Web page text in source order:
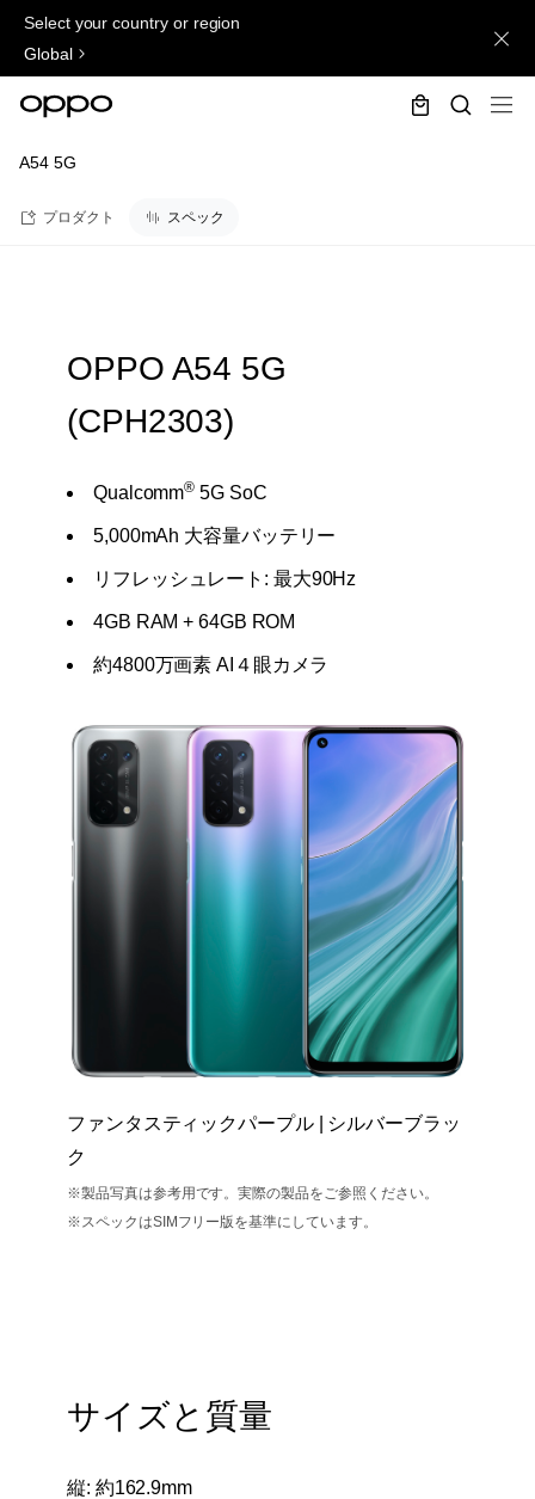
Select your country or region
Global
A54 5G
プロダクト スペック
OPPO A54 5G
(CPH2303)
Qualcomm® 5G SoC
5,000mAh 大容量バッテリー
リフレッシュレート: 最大90Hz
4GB RAM + 64GB ROM
約4800万画素 AI４眼カメラ
ファンタスティックパープル | シルバーブラッ
ク
※製品写真は参考用です。実際の製品をご参照ください。
※スペックはSIMフリー版を基準にしています。
サイズと質量
縦: 約162.9mm